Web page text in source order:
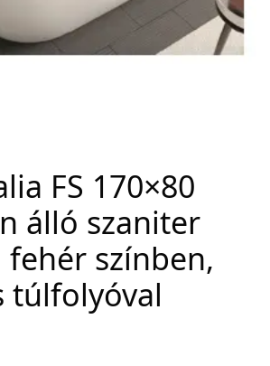
FS 170×80
álló szaniter
színben,
túlfolyóval
WordPress Themes . All rights reserved.